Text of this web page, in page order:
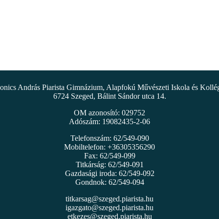
András Piarista Gimnázium, Alapfokú Művészeti Iskola és
6724 Szeged, Bálint Sándor utca 14.
OM azonosító: 029752
Adószám: 19082435-2-06
Telefonszám: 62/549-090
Mobiltelefon: +36305356290
Fax: 62/549-099
Titkárság: 62/549-091
Gazdasági iroda: 62/549-092
Gondnok: 62/549-094
titkarsag@szeged.piarista.hu
igazgato@szeged.piarista.hu
etkezes@szeged.piarista.hu